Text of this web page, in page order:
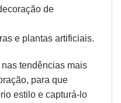
de
e plantas artificiais.
tendências mais
para que
estilo e capturá-lo